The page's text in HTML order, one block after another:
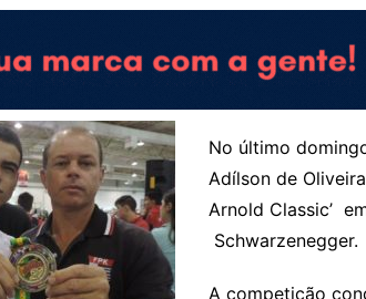
No último
Adílson de
Arnold Classic’
Schwarzenegger.
A competição